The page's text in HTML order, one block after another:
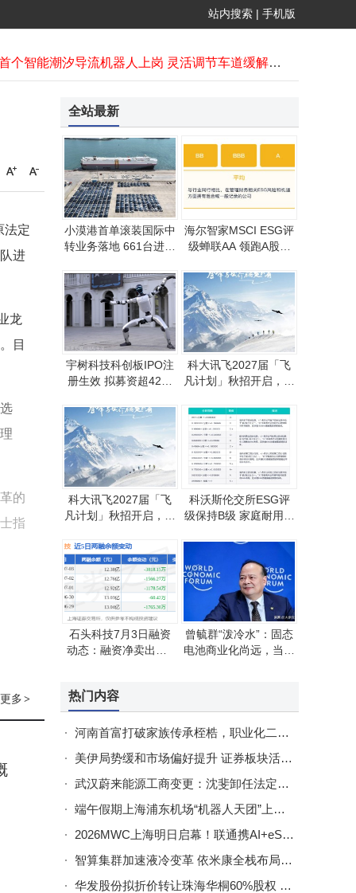
站内搜索 | 手机版
量感智能获数千万元天使轮融资 量子传感产品落地多领域前景可期
东郊到家破界拓新：多场景融合赋能，引领上门推拿民生康养新发展
AI浪潮下：综合布线从幕后走向台前 筑牢智能建筑数字根基
马斯克旗下xAI更名SpaceXAI，收购后完成整合新标识同步亮相
蚂蚁集团入股薄荷健康，持股超28%成最大外部股东，新功能已上线蚂蚁阿福App
法定
进
龙
目
的
指
更多 >
全站最新
小漠港首单滚装国际中
转业务落地 661台进口
海尔智家MSCI ESG评
级蝉联AA 领跑A股家
板电器并列第一
宇树科技科创板IPO注
册生效 拟募资超42亿
科大讯飞2027届「飞
凡计划」秋招开启，邀
程！
科大讯飞2027届「飞
凡计划」秋招开启，为
新坦途
科沃斯伦交所ESG评
级保持B级 家庭耐用消
治理评分亮眼
石头科技7月3日融资
动态：融资净卖出超3
2.38亿
曾毓群“泼冷水”：固态
电池商业化尚远，当下
热门内容
河南首富打破家族传承桎梏，职业化二代团队能否引领牧原再攀高峰？
美伊局势缓和市场偏好提升 证券板块活跃 证券ETF华夏或迎发展机遇
武汉蔚来能源工商变更：沈斐卸任法定代表人 郭成钢接任
端午假期上海浦东机场“机器人天团”上岗，智慧服务助力旅客便捷出行
2026MWC上海明日启幕！联通携AI+eSIM等黑科技亮相，通信未来已来
智算集群加速液冷变革 依米康全栈布局领跑多细分赛道
华发股份拟折价转让珠海华桐60%股权 优化资产结构回笼资金